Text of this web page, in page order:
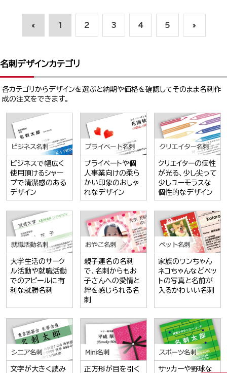
« 1 2 3 4 5 »
名刺デザインカテゴリ
各カテゴリからデザインを選ぶと納期や価格を確認してそのまま名刺作
成の注文をできます。
ビジネスで幅広く
使用頂けるシャー
プで清潔感のある
デザイン
プライベートや個
人事業向けの柔ら
かい印象のおしゃ
れなデザイン
クリエイターの個性
が光る、少し尖って
少しユーモラスな
個性的なデザイン
大学生活のサーク
ル活動や就職活動
でのアピールに有
利な就勝名刺
親子連名の名刺
で、名刺からもお
子さんへの愛情と
絆を感じられる名
刺
家族のワンちゃん
ネコちゃんなどペッ
トの写真と名前が
入るかわいい名刺
文字が大きく読み
正方形が目を引く
サッカーや野球な